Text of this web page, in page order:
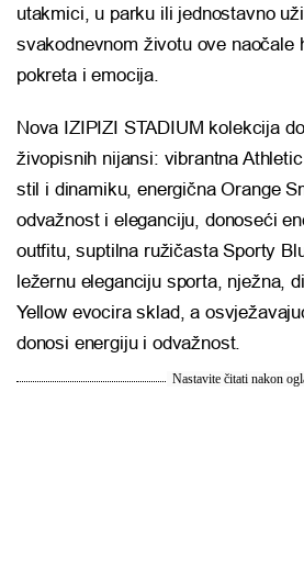
utakmici, u parku ili jednostavno
svakodnevnom životu ove naočale
pokreta i emocija.
Nova IZIPIZI STADIUM kolekcija
živopisnih nijansi: vibrantna
stil i dinamiku, energična Orange
odvažnost i eleganciju, donoseći
outfitu, suptilna ružičasta Sporty
ležernu eleganciju sporta, nježna,
Yellow evocira sklad, a
donosi energiju i odvažnost.
Nastavite čitati nakon